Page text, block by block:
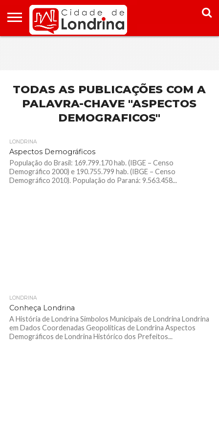
HOME
CONHEÇA
LONDRINA
PONTOS
TURÍSTICOS
ONDE
FICAR EM
LONDRINA
ONDE
COMER
EM
LONDRINA
TODAS AS PUBLICAÇÕES COM A
PALAVRA-CHAVE "ASPECTOS
DEMOGRAFICOS"
LONDRINA
Aspectos Demográficos
População do Brasil: 169.799.170 hab. (IBGE – Censo
Demográfico 2000) e 190.755.799 hab. (IBGE – Censo
Demográfico 2010). População do Paraná: 9.563.458...
LONDRINA
Conheça Londrina
A História de Londrina Símbolos Municipais de Londrina Londrina
em Dados Coordenadas Geopolíticas de Londrina Aspectos
Demográficos de Londrina Histórico dos Prefeitos...